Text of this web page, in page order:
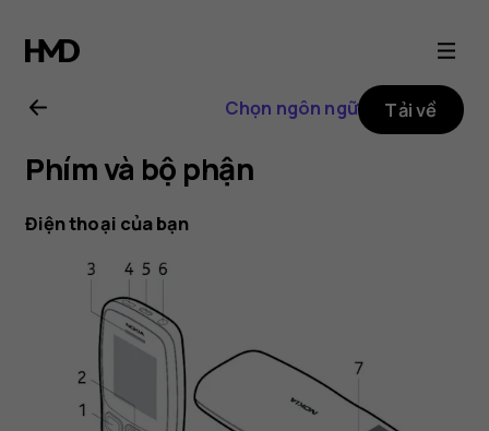
Hướng
dẫn
sử
dụng
Nokia
106
2018
Chọn ngôn ngữ Tải về
Phím và bộ phận
Điện thoại của bạn